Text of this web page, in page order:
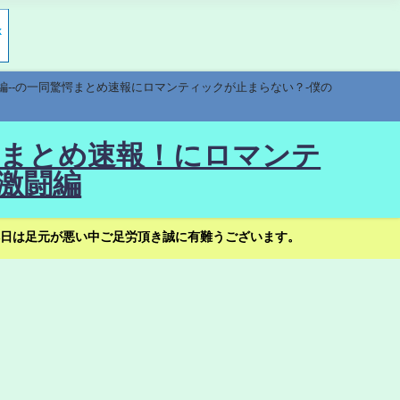
の一同驚愕まとめ速報にロマンティックが止まらない？-僕の
とめ速報！にロマンテ
闘編
足元が悪い中ご足労頂き誠に有難うございます。